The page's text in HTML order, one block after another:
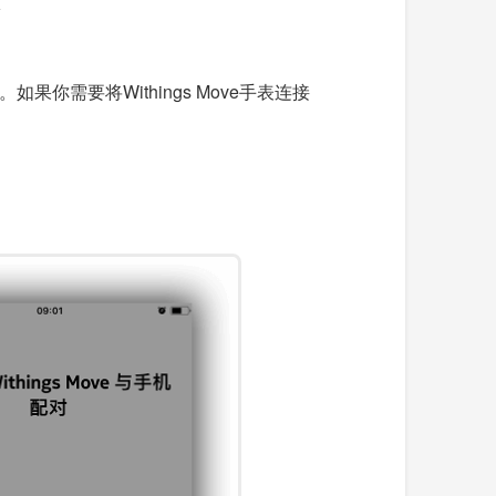
如果你需要将Withings Move手表连接